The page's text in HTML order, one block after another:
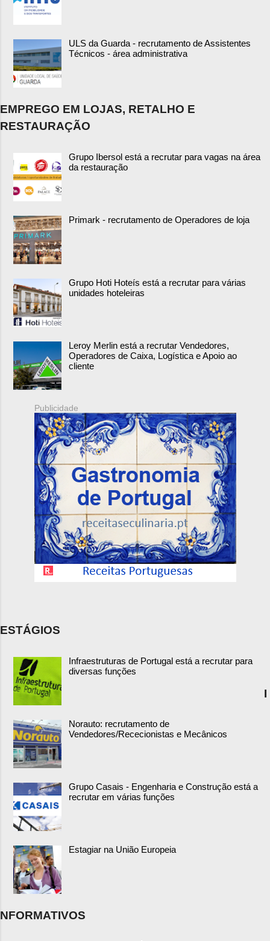
ULS da Guarda - recrutamento de Assistentes
Técnicos - área administrativa
EMPREGO EM LOJAS, RETALHO E
RESTAURAÇÃO
Grupo Ibersol está a recrutar para vagas na área
da restauração
Primark - recrutamento de Operadores de loja
Grupo Hoti Hoteís está a recrutar para várias
unidades hoteleiras
Leroy Merlin está a recrutar Vendedores,
Operadores de Caixa, Logística e Apoio ao
cliente
Publicidade
ESTÁGIOS
Infraestruturas de Portugal está a recrutar para
diversas funções
Norauto: recrutamento de
Vendedores/Rececionistas e Mecânicos
Grupo Casais - Engenharia e Construção está a
recrutar em várias funções
Estagiar na União Europeia
I
NFORMATIVOS